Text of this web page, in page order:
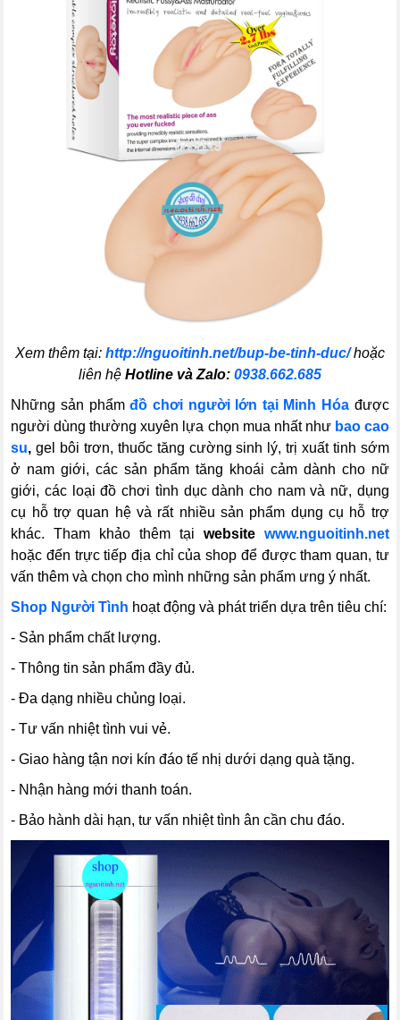
Xem thêm tại: http://nguoitinh.net/bup-be-tinh-duc/hoặc
liên hệ Hotline và Zalo: 0938.662.685
Những sản phẩmđồ chơi người lớn tại Minh Hóađược
người dùng thường xuyên lựa chọn mua nhất như bao cao
su, gel bôi trơn, thuốc tăng cường sinh lý, trị xuất tinh sớm
ở nam giới, các sản phẩm tăng khoái cảm dành cho nữ
giới, các loại đồ chơi tình dục dành cho nam và nữ, dụng
cụ hỗ trợ quan hệ và rất nhiều sản phẩm dụng cụ hỗ trợ
khác. Tham khảo thêm tại website www.nguoitinh.net
hoặc đến trực tiếp địa chỉ của shop để được tham quan, tư
vấn thêm và chọn cho mình những sản phẩm ưng ý nhất.
Shop Người Tình hoạt động và phát triển dựa trên tiêu chí:
- Sản phẩm chất lượng.
- Thông tin sản phẩm đầy đủ.
- Đa dạng nhiều chủng loại.
- Tư vấn nhiệt tình vui vẻ.
- Giao hàng tận nơi kín đáo tế nhị dưới dạng quà tặng.
- Nhận hàng mới thanh toán.
- Bảo hành dài hạn, tư vấn nhiệt tình ân cần chu đáo.